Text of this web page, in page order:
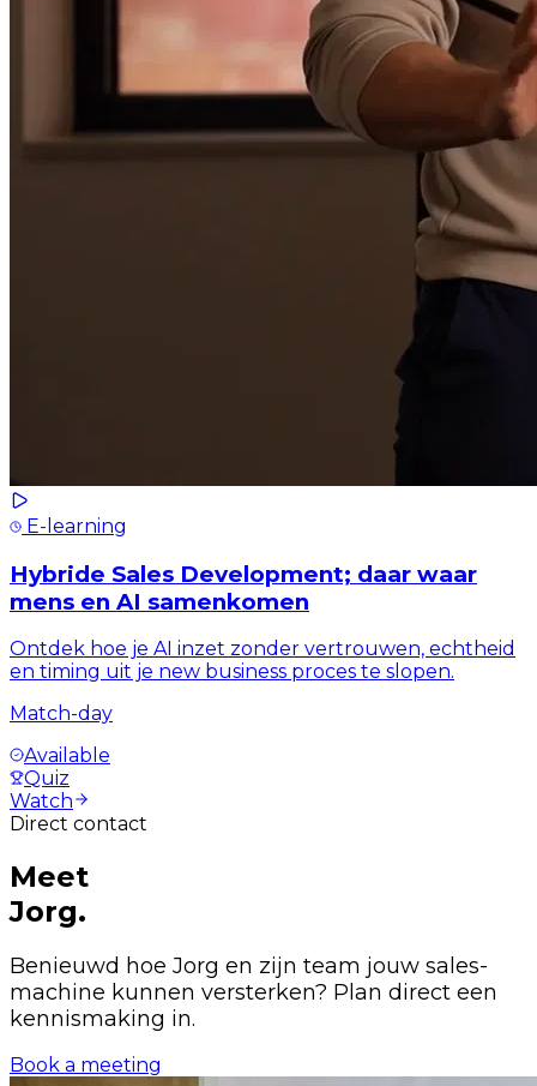
E-learning
Hybride Sales Development; daar waar
mens en AI samenkomen
Ontdek hoe je AI inzet zonder vertrouwen, echtheid
en timing uit je new business proces te slopen.
Match-day
Available
Quiz
Watch
Direct contact
Meet
Jorg.
Benieuwd hoe Jorg en zijn team jouw sales-
machine kunnen versterken? Plan direct een
kennismaking in.
Book a meeting